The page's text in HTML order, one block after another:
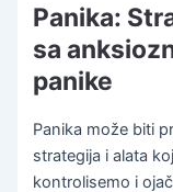
Panika:
sa
panike
Panika može biti
strategija i alata
kontrolisemo i